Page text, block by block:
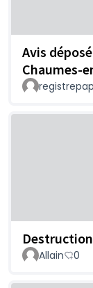
Avis
Chaumes-
Allain 0